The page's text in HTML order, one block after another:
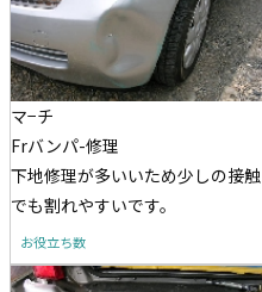
マ−チ
Frバンパ-修理
下地修理が多いいため少しの接触
でも割れやすいです。
お役立ち数